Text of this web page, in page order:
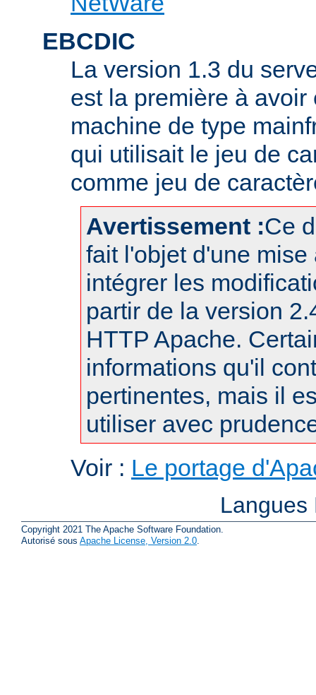
EBCDIC
La version 1.3 du
est la première à
machine de type
qui utilisait le jeu de
comme jeu de
Avertissement :Ce
fait l'objet d'une mise
intégrer les
partir de la version
HTTP Apache.
informations qu'il
pertinentes, mais il
utiliser avec
Voir : Le portage
Copyright 2021 The Apache Software Foundation.
Autorisé sous Apache License, Version 2.0